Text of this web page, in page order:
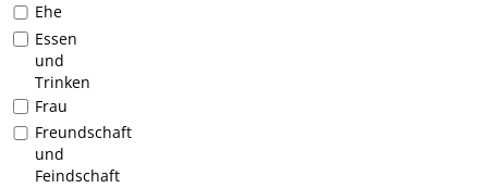
Ehe
Essen
und
Trinken
Frau
Freundschaft
und
Feindschaft